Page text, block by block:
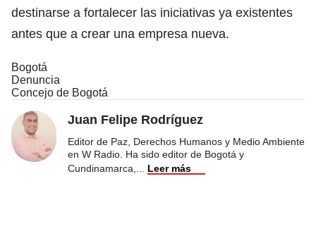
destinarse a fortalecer las iniciativas ya existentes
antes que a crear una empresa nueva.
Bogotá
Denuncia
Concejo de Bogotá
Juan Felipe Rodríguez
Editor de Paz, Derechos Humanos y Medio Ambiente
en W Radio. Ha sido editor de Bogotá y
Cundinamarca,
Leer más